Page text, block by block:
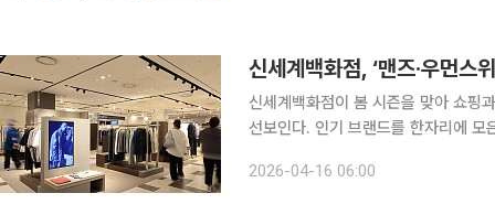
신세계백화점, ‘맨즈·우먼스
신세계백화점이 봄 시즌을 맞아 쇼핑
선보인다. 인기 브랜드를 한자리에 모
한다. 송지오 옴므, 준지, A.P.C. 맨
2026-04-16 06:00